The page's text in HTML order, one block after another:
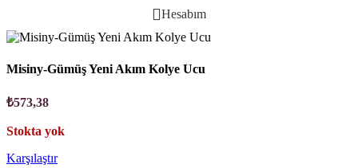
Hesabım
Misiny-Gümüş Yeni Akım Kolye Ucu
₺573,38
Stokta yok
Karşılaştır